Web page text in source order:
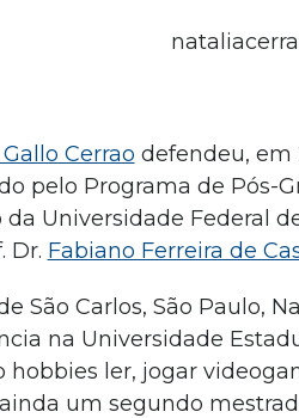
Cerrao defendeu, em
pelo Programa de Pós-
Universidade Federal
Dr. Fabiano Ferreira de
São Carlos, São Paulo,
na Universidade
ler, jogar
um segundo